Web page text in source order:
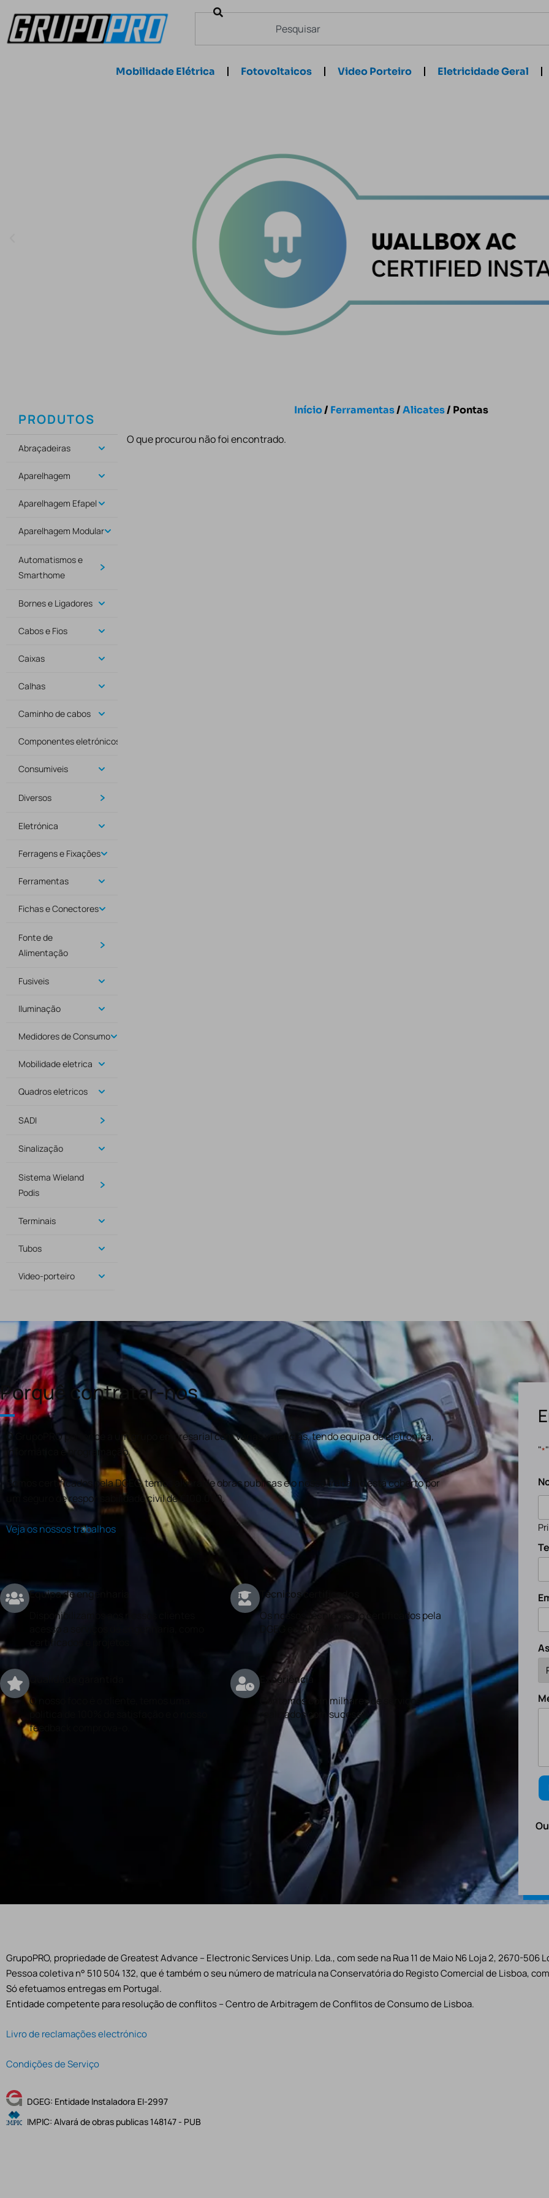
Mobilidade Elétrica Fotovoltaicos Video Porteiro Eletricidade Geral
PRODUTOS
Abraçadeiras
Aparelhagem
Aparelhagem Efapel
Aparelhagem Modular
Automatismos e
Smarthome
Bornes e Ligadores
Cabos e Fios
Caixas
Calhas
Caminho de cabos
Componentes eletrónicos
Consumiveis
Diversos
Eletrónica
Ferragens e Fixações
Ferramentas
Fichas e Conectores
Fonte de
Alimentação
Fusiveis
Iluminação
Medidores de Consumo
Mobilidade eletrica
Quadros eletricos
SADI
Sinalização
Sistema Wieland
Podis
Terminais
Tubos
Video-porteiro
Início/ Ferramentas/Alicates/ Pontas
O que procurou não foi encontrado.
Porquê contratar-nos
O GrupoPRO pertence a um grupo empresarial com várias valências, tendo equipa de eletronica,
informática e programação.
Somos certificados pela DGEG, temos alvará de obras publicas e o nosso trabalho está coberto por
um seguro de responsabilidade civil de €100.000.
Veja os nossos trabalhos
Equipa de engenharia
Disponibilizamos aos nossos clientes
acesso a serviços de engenharia, como
certificados e projetos.
Técnicos certificados
Os nossos técnicos são certificados pela
DGEG e a ANACOM
O nosso foco é o cliente, temos uma
politica de 100% de satisfação e o nosso
feedback comprova-o.
Experiência
Contamos com milhares de serviços
realizados com sucesso.
"*
GrupoPRO, propriedade de Greatest Advance – Electronic Services Unip. Lda., com sede na Rua 11 de Maio N6 Loja 2, 2670-506
Pessoa coletiva n° 510 504 132, que é também o seu número de matrícula na Conservatória do Registo Comercial de Lisboa,
Só efetuamos entregas em Portugal.
Entidade competente para resolução de conflitos – Centro de Arbitragem de Conflitos de Consumo de Lisboa.
Livro de reclamações electrónico
Condições de Serviço
DGEG: Entidade Instaladora EI-2997
IMPIC: Alvará de obras publicas 148147 - PUB